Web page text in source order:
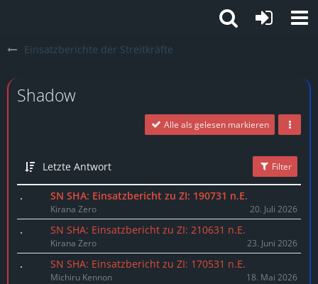
Einsatzberichte der Streitkräfte
Shadow
Alle als gelesen markieren
Letzte Antwort Filter
SN SHA: Einsatzbericht zu ZI: 190731 n.E.
Kirana Zero 20. Juli 2026
SN SHA: Einsatzbericht zu ZI: 210631 n.E.
Kirana Zero 23. Juni 2026
SN SHA: Einsatzbericht zu ZI: 170531 n.E.
Michiru Kennon 18. Mai 2026